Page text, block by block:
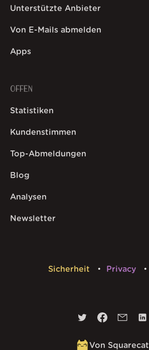
Unterstützte Anbieter
Von E-Mails abmelden
Apps
OFFEN
Statistiken
Kundenstimmen
Top-Abmeldungen
Blog
Analysen
Newsletter
Sicherheit Privacy
Von Squarecat